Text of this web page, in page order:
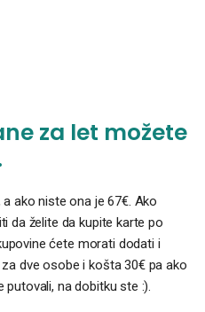
za let možete
ako niste ona je 67€. Ako
da želite da kupite karte po
ćete morati dodati i
dve osobe i košta 30€ pa ako
na dobitku ste :).